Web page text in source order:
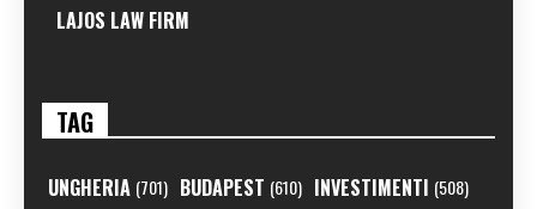
LAJOS LAW FIRM
TAG
UNGHERIA (701) BUDAPEST (610) INVESTIMENTI (508)